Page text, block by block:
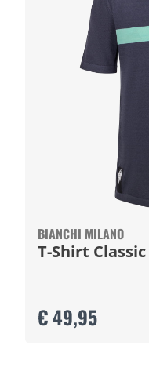
BIANCHI MILANO
T-Shirt Classic
€ 49,95